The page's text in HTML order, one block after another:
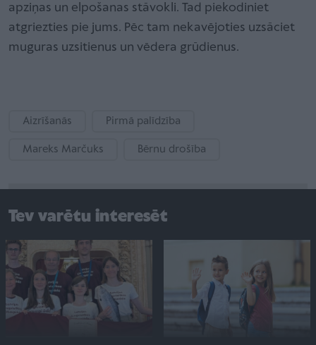
apziņas un elpošanas stāvokli. Tad piekodiniet
atgriezties pie jums. Pēc tam nekavējoties uzsāciet
muguras uzsitienus un vēdera grūdienus.
Aizrīšanās Pirmā palīdzība
Mareks Marčuks Bērnu drošība
Tev varētu interesēt